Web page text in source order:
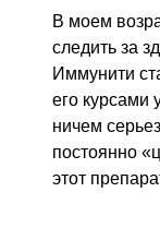
В моем
следить за
Иммунити
его курсами
ничем
постоянно
этот